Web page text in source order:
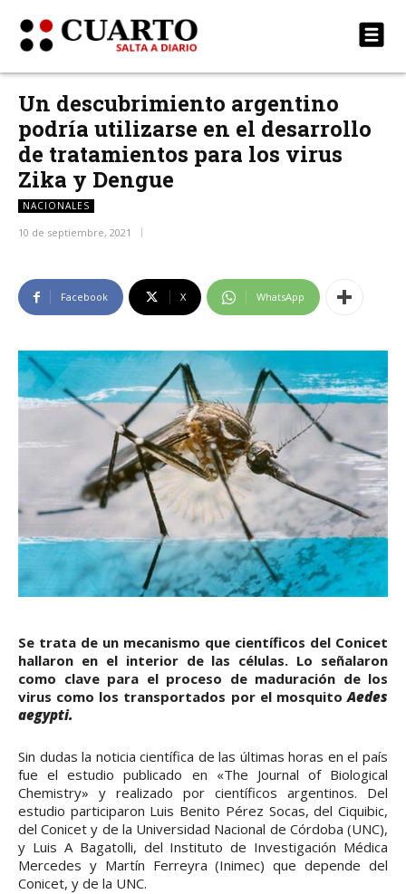
Un descubrimiento argentino
podría utilizarse en el desarrollo
de tratamientos para los virus
Zika y Dengue
NACIONALES
10 de septiembre, 2021
Facebook X WhatsApp
Se trata de un mecanismo que científicos del Conicet
hallaron en el interior de las células. Lo señalaron
como clave para el proceso de maduración de los
virus como los transportados por el mosquitoAedes
aegypti.
Sin dudas la noticia científica de las últimas horas en el país
fue el estudio publicado en «The Journal of Biological
Chemistry» y realizado por científicos argentinos. Del
estudio participaron Luis Benito Pérez Socas, del Ciquibic,
del Conicet y de la Universidad Nacional de Córdoba (UNC),
y Luis A Bagatolli, del Instituto de Investigación Médica
Mercedes y Martín Ferreyra (Inimec) que depende del
Conicet, y de la UNC.